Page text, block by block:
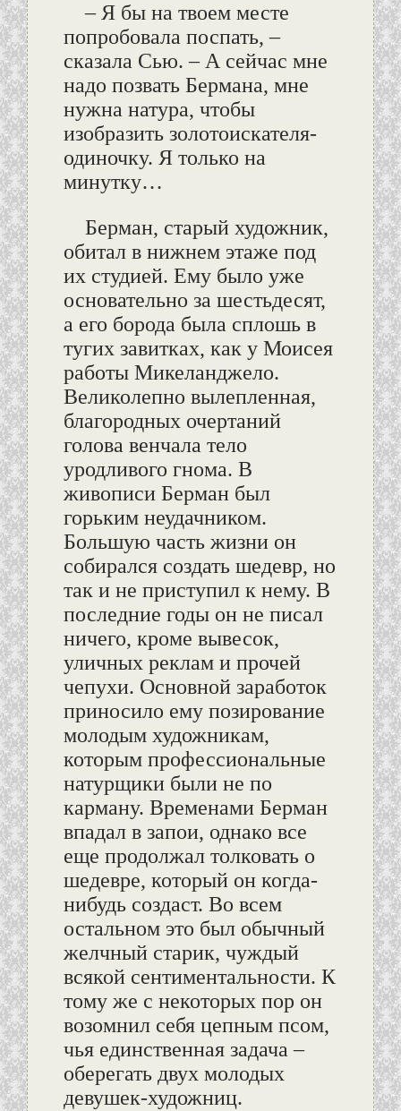
– Я бы на твоем месте
попробовала поспать, –
сказала Сью. – А сейчас мне
надо позвать Бермана, мне
нужна натура, чтобы
изобразить золотоискателя-
одиночку. Я только на
минутку…
Берман, старый художник,
обитал в нижнем этаже под
их студией. Ему было уже
основательно за шестьдесят,
а его борода была сплошь в
тугих завитках, как у Моисея
работы Микеланджело.
Великолепно вылепленная,
благородных очертаний
голова венчала тело
уродливого гнома. В
живописи Берман был
горьким неудачником.
Большую часть жизни он
собирался создать шедевр, но
так и не приступил к нему. В
последние годы он не писал
ничего, кроме вывесок,
уличных реклам и прочей
чепухи. Основной заработок
приносило ему позирование
молодым художникам,
которым профессиональные
натурщики были не по
карману. Временами Берман
впадал в запои, однако все
еще продолжал толковать о
шедевре, который он когда-
нибудь создаст. Во всем
остальном это был обычный
желчный старик, чуждый
всякой сентиментальности. К
тому же с некоторых пор он
возомнил себя цепным псом,
чья единственная задача –
оберегать двух молодых
девушек-художниц.